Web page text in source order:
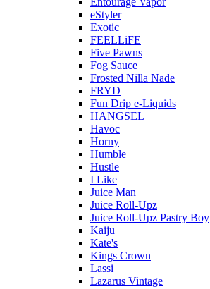
eStyler
Exotic
FEELLiFE
Five Pawns
Fog Sauce
Frosted Nilla Nade
FRYD
Fun Drip e-Liquids
HANGSEL
Havoc
Horny
Humble
Hustle
I Like
Juice Man
Juice Roll-Upz
Juice Roll-Upz Pastry Boy
Kaiju
Kate's
Kings Crown
Lassi
Lazarus Vintage